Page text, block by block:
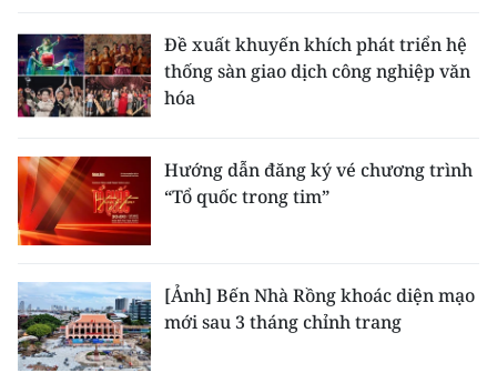
Đề xuất khuyến khích phát triển hệ
thống sàn giao dịch công nghiệp văn
hóa
Hướng dẫn đăng ký vé chương trình
“Tổ quốc trong tim”
[Ảnh] Bến Nhà Rồng khoác diện mạo
mới sau 3 tháng chỉnh trang